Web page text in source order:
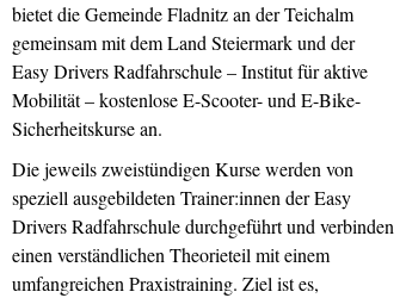
bietet die Gemeinde Fladnitz an der Teichalm
gemeinsam mit dem Land Steiermark und der
Easy Drivers Radfahrschule – Institut für aktive
Mobilität – kostenlose E-Scooter- und E-Bike-
Sicherheitskurse an.
Die jeweils zweistündigen Kurse werden von
speziell ausgebildeten Trainer:innen der Easy
Drivers Radfahrschule durchgeführt und verbinden
einen verständlichen Theorieteil mit einem
umfangreichen Praxistraining. Ziel ist es,